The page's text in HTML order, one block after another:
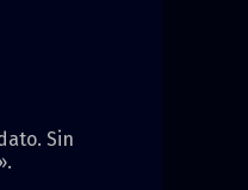
Sin